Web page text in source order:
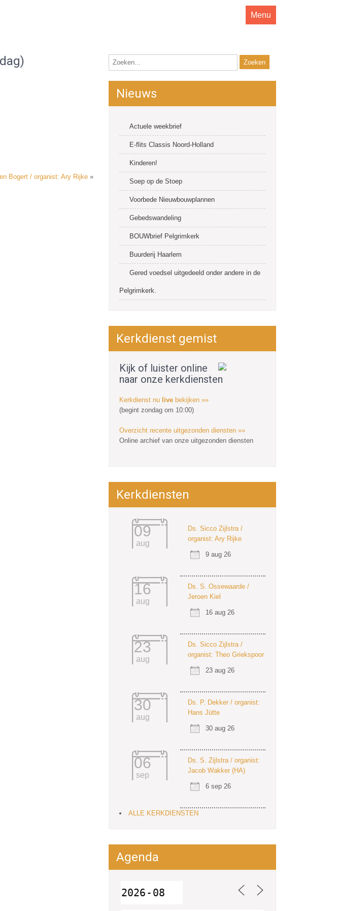
Menu
Bogert / organist: Ary Rijke »
Nieuws
Actuele weekbrief
E-flits Classis Noord-Holland
Kinderen!
Soep op de Stoep
Voorbede Nieuwbouwplannen
Gebedswandeling
BOUWbrief Pelgrimkerk
Buurderij Haarlem
Gered voedsel uitgedeeld onder andere in de
Pelgrimkerk.
Kerkdienst gemist
Kijk of luister online
naar onze kerkdiensten
Kerkdienst nu live bekijken »»
(begint zondag om 10:00)
Overzicht recente uitgezonden diensten »»
Online archief van onze uitgezonden diensten
Kerkdiensten
09
aug
Ds. Sicco Zijlstra /
organist: Ary Rijke
9 aug 26
16
aug
Ds. S. Ossewaarde /
Jeroen Kiel
16 aug 26
23
aug
Ds. Sicco Zijlstra /
organist: Theo Griekspoor
23 aug 26
30
aug
Ds. P. Dekker / organist:
Hans Jütte
30 aug 26
06
sep
Ds. S. Zijlstra / organist:
Jacob Wakker (HA)
6 sep 26
ALLE KERKDIENSTEN
Agenda